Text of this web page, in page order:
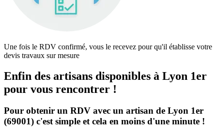
Une fois le RDV confirmé, vous le recevez pour qu'il établisse votre
devis travaux sur mesure
Enfin des artisans disponibles à Lyon 1er
pour vous rencontrer !
Pour obtenir un RDV avec un artisan de Lyon 1er
(69001) c'est simple et cela en moins d'une minute !